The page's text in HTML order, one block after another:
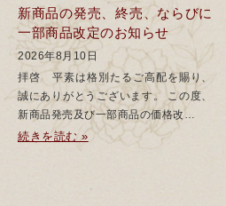
新商品の発売、終売、ならびに
一部商品改定のお知らせ
2026年8月10日
拝啓 平素は格別たるご高配を賜り、
誠にありがとうございます。 この度、
新商品発売及び一部商品の価格改…
続きを読む »